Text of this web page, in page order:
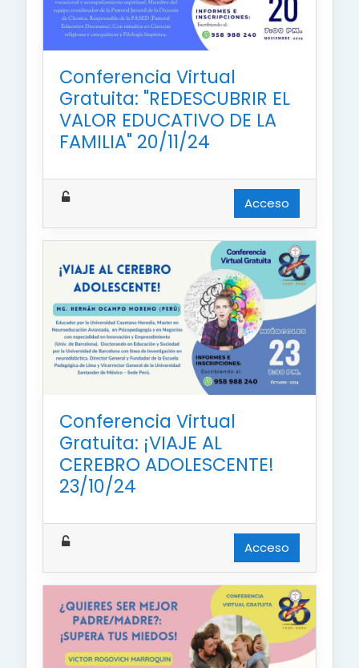
Conferencia Virtual
Gratuita: "REDESCUBRIR EL
VALOR EDUCATIVO DE LA
FAMILIA" 20/11/24
Acceso
Conferencia Virtual
Gratuita: ¡VIAJE AL
CEREBRO ADOLESCENTE!
23/10/24
Acceso